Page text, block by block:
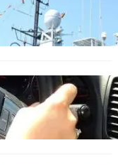
офицери на ВМС
Waze в Европа
ЕС